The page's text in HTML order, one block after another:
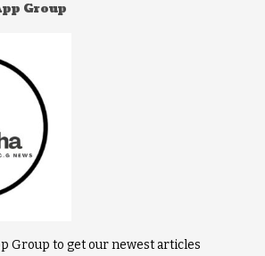
Group
Group to get our newest articles